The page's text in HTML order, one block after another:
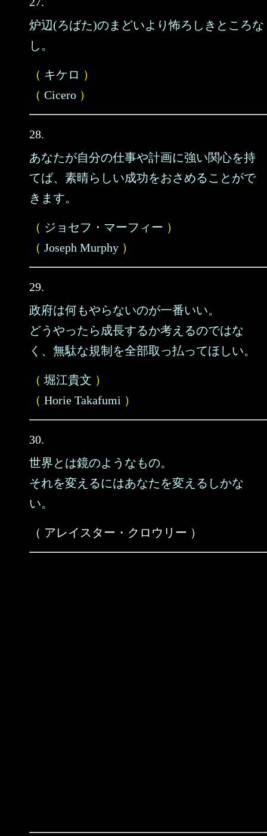
炉辺(ろばた)のまどいより怖ろしきところな
し。
（ キケロ ）
（ Cicero ）
28.
あなたが自分の仕事や計画に強い関心を持
てば、素晴らしい成功をおさめることがで
きます。
（ ジョセフ・マーフィー ）
（ Joseph Murphy ）
29.
政府は何もやらないのが一番いい。
どうやったら成長するか考えるのではな
く、無駄な規制を全部取っ払ってほしい。
（ 堀江貴文 ）
（ Horie Takafumi ）
30.
世界とは鏡のようなもの。
それを変えるにはあなたを変えるしかな
い。
（ アレイスター・クロウリー ）